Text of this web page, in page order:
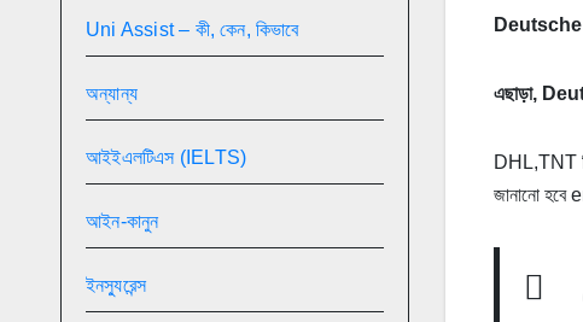
Uni Assist – কী, কেন, কিভাবে
অন্যান্য
আইইএলটিএস (IELTS)
আইন-কানুন
ইনস্যুরেন্স
এছাড়া,
DHL,TNT
জানানো